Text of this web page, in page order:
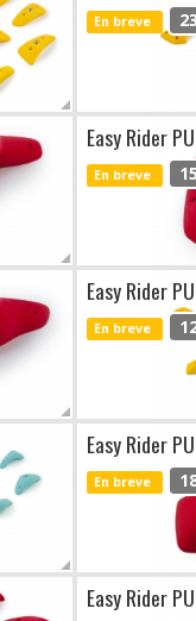
En breve
Easy Rider
En breve
Easy Rider
En breve
Easy Rider
En breve
Easy Rider